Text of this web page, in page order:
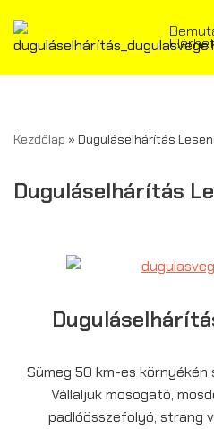
Skip
to
Kezdőlap » Duguláselhárítás
Duguláselhárítás
Sümeg 50 km-es környékén
Vállaljuk mosogató,
padlóösszefolyó, strang